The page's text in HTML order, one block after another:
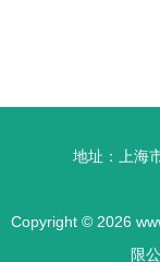
地址：上海
Copyright © 2026
限